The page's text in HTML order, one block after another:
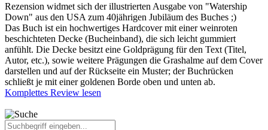
Rezension widmet sich der illustrierten Ausgabe von "Watership
Down" aus den USA zum 40jährigen Jubiläum des Buches ;)
Das Buch ist ein hochwertiges Hardcover mit einer weinroten
beschichteten Decke (Bucheinband), die sich leicht gummiert
anfühlt. Die Decke besitzt eine Goldprägung für den Text (Titel,
Autor, etc.), sowie weitere Prägungen die Grashalme auf dem Cover
darstellen und auf der Rückseite ein Muster; der Buchrücken
schließt je mit einer goldenen Borde oben und unten ab.
Komplettes Review lesen